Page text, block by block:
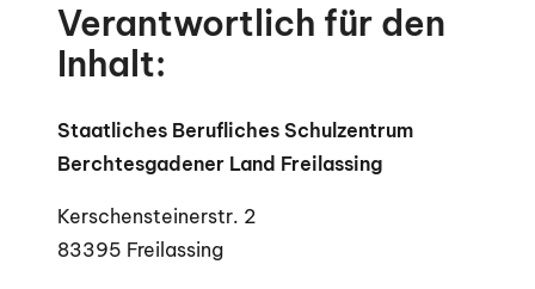
Verantwortlich für den
Inhalt:
Staatliches Berufliches Schulzentrum
Berchtesgadener Land Freilassing
Kerschensteinerstr. 2
83395 Freilassing